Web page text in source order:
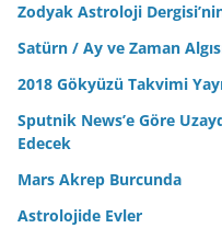
Zodyak Astroloji Dergisi’nin
Satürn / Ay ve Zaman
2018 Gökyüzü Takvimi
Sputnik News’e Göre
Edecek
Mars Akrep Burcunda
Astrolojide Evler